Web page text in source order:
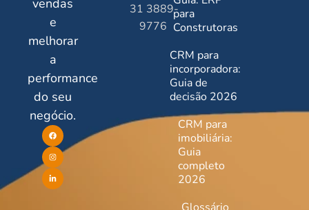
e
melhorar
a
performance
do seu
negócio.
31 3889-
9776
para
Construtoras
CRM para
incorporadora:
Guia de
decisão 2026
CRM para
imobiliária:
Guia
completo
2026